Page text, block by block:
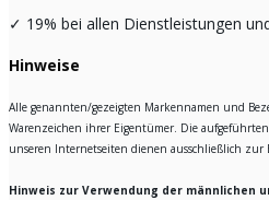
✓ 19% bei allen Dienstleistungen
Hinweise
Alle genannten/gezeigten Markennamen und
Warenzeichen ihrer Eigentümer. Die
unseren Internetseiten dienen ausschließlich zur
Hinweis zur Verwendung der männlichen